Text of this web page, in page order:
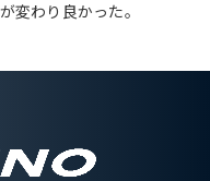
変わり良かった。